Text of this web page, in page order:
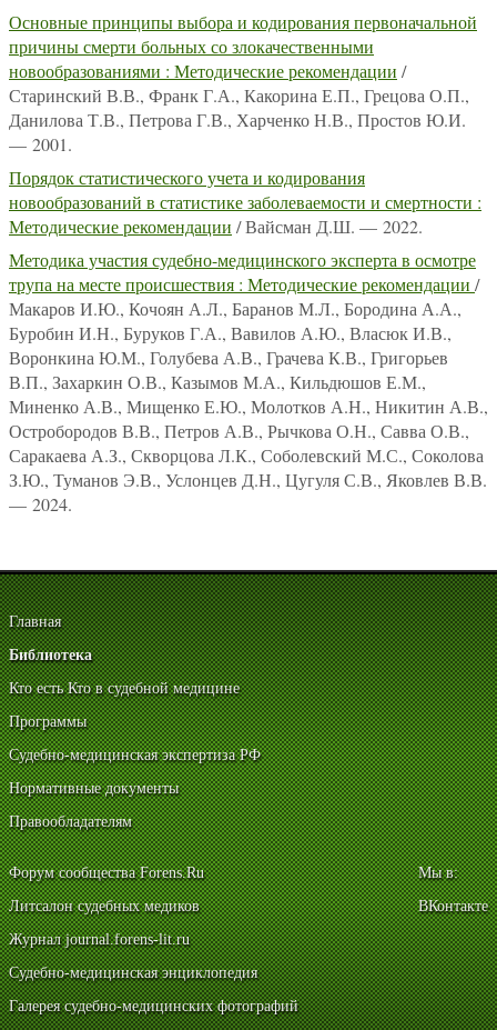
Основные принципы выбора и кодирования первоначальной
причины смерти больных со злокачественными
новообразованиями : Методические рекомендации /
Старинский В.В., Франк Г.А., Какорина Е.П., Грецова О.П.,
Данилова Т.В., Петрова Г.В., Харченко Н.В., Простов Ю.И.
— 2001.
Порядок статистического учета и кодирования
новообразований в статистике заболеваемости и смертности :
Методические рекомендации / Вайсман Д.Ш. — 2022.
Методика участия судебно-медицинского эксперта в осмотре
трупа на месте происшествия : Методические рекомендации /
Макаров И.Ю., Кочоян А.Л., Баранов М.Л., Бородина А.А.,
Буробин И.Н., Буруков Г.А., Вавилов А.Ю., Власюк И.В.,
Воронкина Ю.М., Голубева А.В., Грачева К.В., Григорьев
В.П., Захаркин О.В., Казымов М.А., Кильдюшов Е.М.,
Миненко А.В., Мищенко Е.Ю., Молотков А.Н., Никитин А.В.,
Остробородов В.В., Петров А.В., Рычкова О.Н., Савва О.В.,
Саракаева А.З., Скворцова Л.К., Соболевский М.С., Соколова
З.Ю., Туманов Э.В., Услонцев Д.Н., Цугуля С.В., Яковлев В.В.
— 2024.
Главная
Библиотека
Кто есть Кто в судебной медицине
Программы
Судебно-медицинская экспертиза РФ
Нормативные документы
Правообладателям
Форум сообщества Forens.Ru
Литсалон судебных медиков
Журнал journal.forens-lit.ru
Судебно-медицинская энциклопедия
Галерея судебно-медицинских фотографий
Мы в:
ВКонтакте